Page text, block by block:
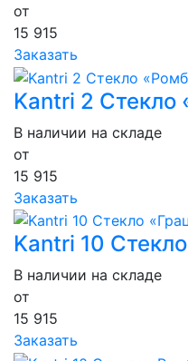
от
15 915
Заказать
Kantri 2 Стекло
В наличии на складе
от
15 915
Заказать
Kantri 10
В наличии на складе
от
15 915
Заказать